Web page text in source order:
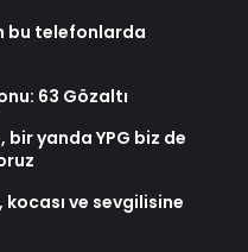
bu telefonlarda
63 Gözaltı
bir yanda YPG biz de
kocası ve sevgilisine